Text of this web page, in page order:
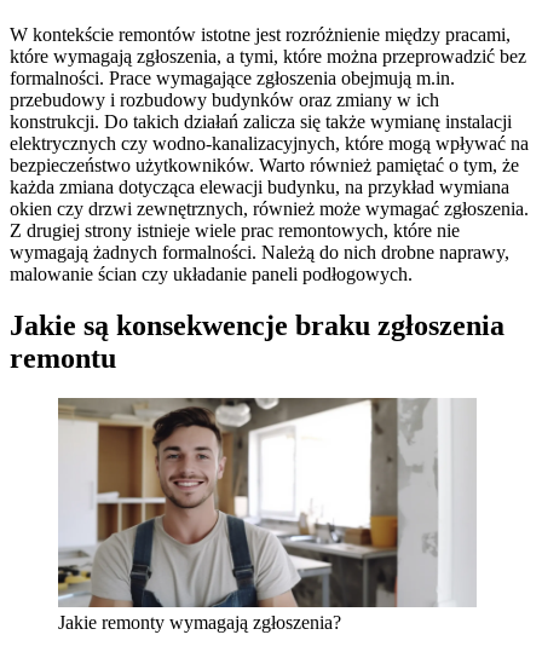
W kontekście remontów istotne jest rozróżnienie między pracami,
które wymagają zgłoszenia, a tymi, które można przeprowadzić bez
formalności. Prace wymagające zgłoszenia obejmują m.in.
przebudowy i rozbudowy budynków oraz zmiany w ich
konstrukcji. Do takich działań zalicza się także wymianę instalacji
elektrycznych czy wodno-kanalizacyjnych, które mogą wpływać na
bezpieczeństwo użytkowników. Warto również pamiętać o tym, że
każda zmiana dotycząca elewacji budynku, na przykład wymiana
okien czy drzwi zewnętrznych, również może wymagać zgłoszenia.
Z drugiej strony istnieje wiele prac remontowych, które nie
wymagają żadnych formalności. Należą do nich drobne naprawy,
malowanie ścian czy układanie paneli podłogowych.
Jakie są konsekwencje braku zgłoszenia
remontu
Jakie remonty wymagają zgłoszenia?